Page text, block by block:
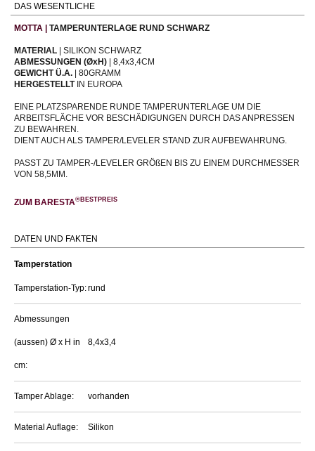
DAS WESENTLICHE
MOTTA | TAMPERUNTERLAGE RUND SCHWARZ
MATERIAL | SILIKON SCHWARZ
ABMESSUNGEN (ØxH) | 8,4x3,4CM
GEWICHT Ü.A. | 80GRAMM
HERGESTELLTIN EUROPA
EINE PLATZSPARENDE RUNDE TAMPERUNTERLAGE UM DIE
ARBEITSFLÄCHE VOR BESCHÄDIGUNGEN DURCH DAS ANPRESSEN
ZU BEWAHREN.
DIENT AUCH ALS TAMPER/LEVELER STAND ZUR AUFBEWAHRUNG.
PASST ZU TAMPER-/LEVELER GRÖßEN BIS ZU EINEM DURCHMESSER
VON 58,5MM.
ZUM BARESTA®BESTPREIS
DATEN UND FAKTEN
Tamperstation
Tamperstation-Typ:rund
Abmessungen
(aussen) Ø x H in
cm:
8,4x3,4
Tamper Ablage: vorhanden
Material Auflage: Silikon